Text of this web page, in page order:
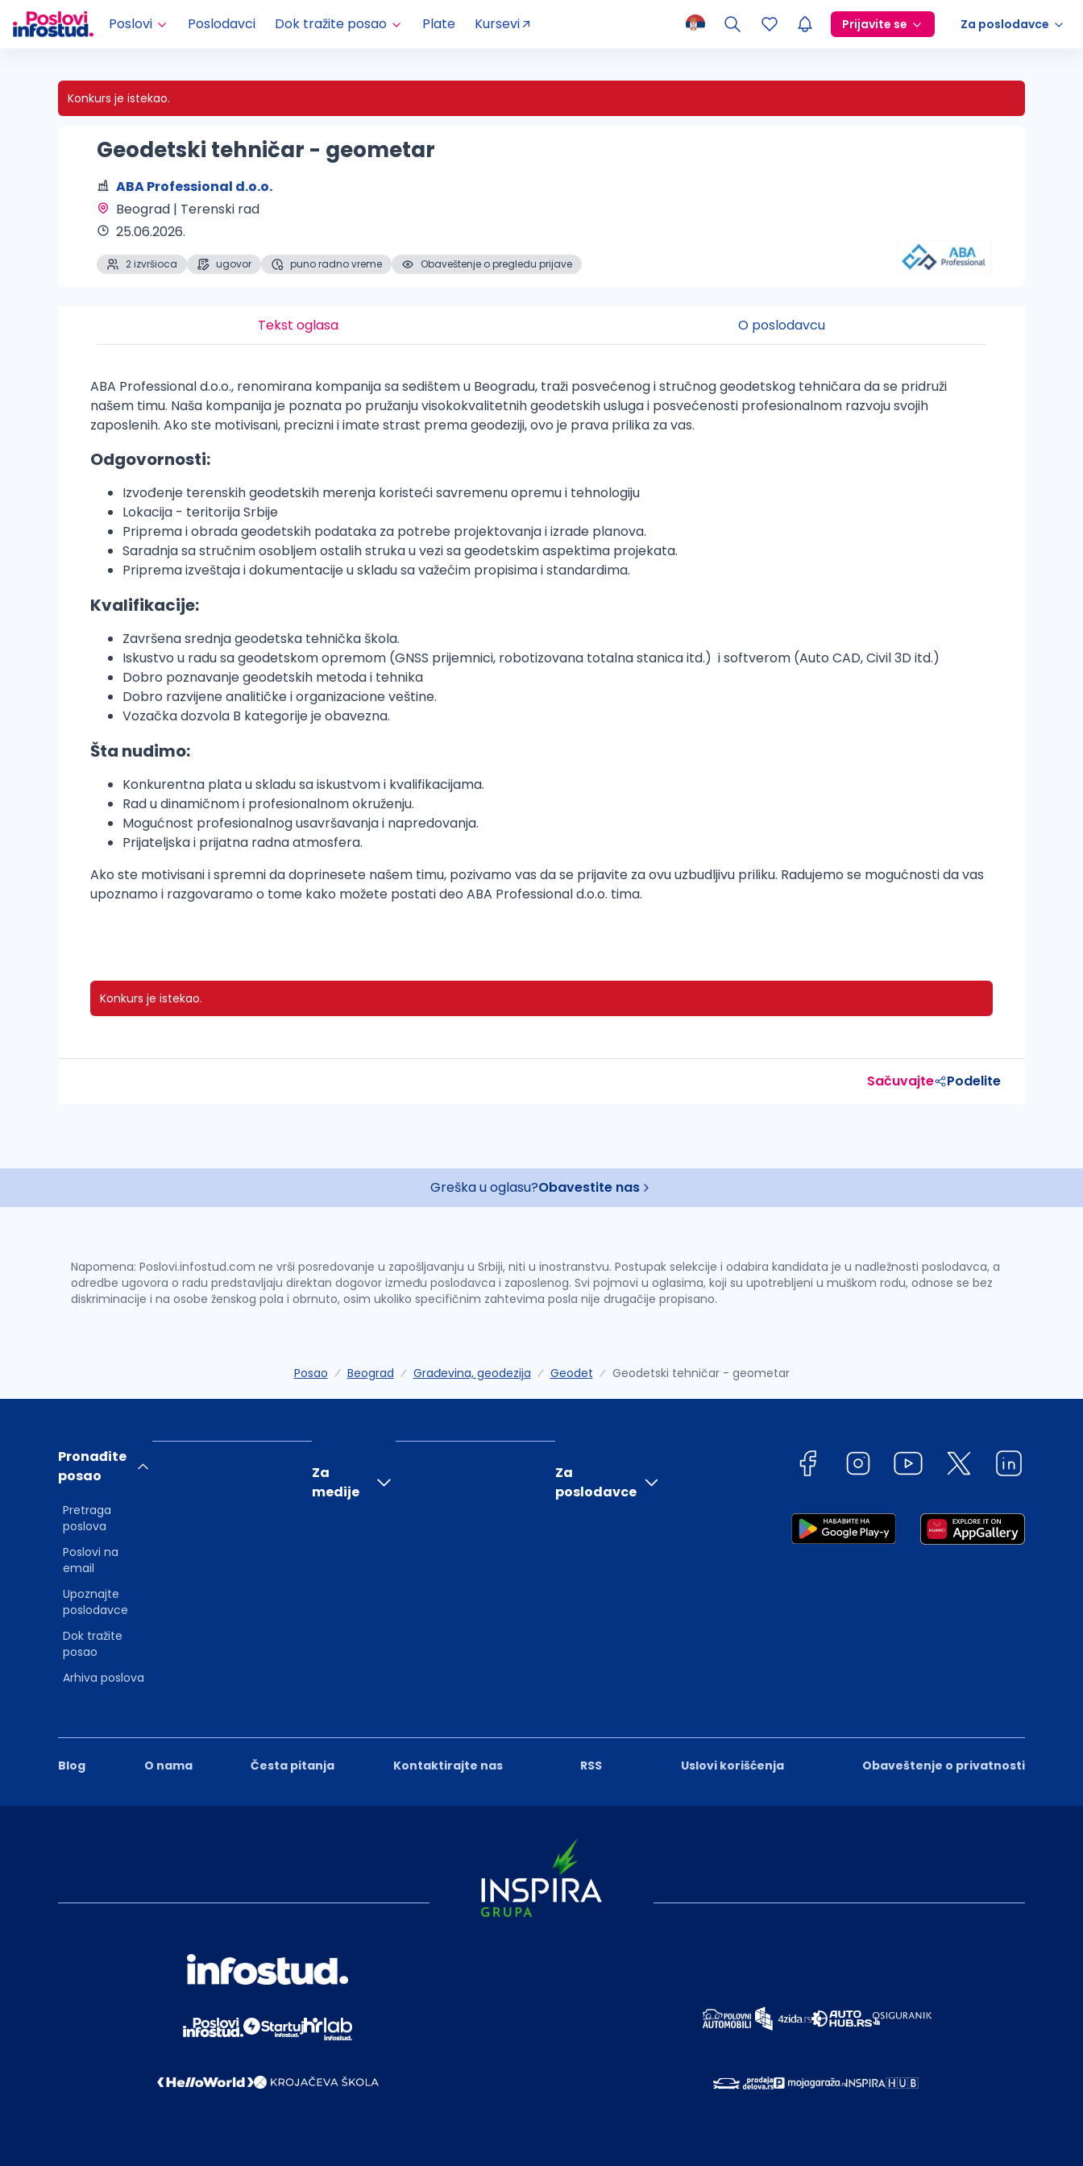
Poslovi Poslodavci Dok tražite posao Plate Kursevi Prijavite se Za poslodavce
Konkurs je istekao.
Geodetski tehničar - geometar
ABA Professional d.o.o.
Beograd | Terenski rad
25.06.2026.
2 izvršioca ugovor puno radno vreme Obaveštenje o pregledu prijave
Tekst oglasa O poslodavcu
ABA Professional d.o.o., renomirana kompanija sa sedištem u Beogradu, traži posvećenog i stručnog geodetskog tehničara da se pridruži
našem timu. Naša kompanija je poznata po pružanju visokokvalitetnih geodetskih usluga i posvećenosti profesionalnom razvoju svojih
zaposlenih. Ako ste motivisani, precizni i imate strast prema geodeziji, ovo je prava prilika za vas.
Odgovornosti:
Izvođenje terenskih geodetskih merenja koristeći savremenu opremu i tehnologiju
Lokacija - teritorija Srbije
Priprema i obrada geodetskih podataka za potrebe projektovanja i izrade planova.
Saradnja sa stručnim osobljem ostalih struka u vezi sa geodetskim aspektima projekata.
Priprema izveštaja i dokumentacije u skladu sa važećim propisima i standardima.
Kvalifikacije:
Završena srednja geodetska tehnička škola.
Iskustvo u radu sa geodetskom opremom (GNSS prijemnici, robotizovana totalna stanica itd.) i softverom (Auto CAD, Civil 3D itd.)
Dobro poznavanje geodetskih metoda i tehnika
Dobro razvijene analitičke i organizacione veštine.
Vozačka dozvola B kategorije je obavezna.
Šta nudimo:
Konkurentna plata u skladu sa iskustvom i kvalifikacijama.
Rad u dinamičnom i profesionalnom okruženju.
Mogućnost profesionalnog usavršavanja i napredovanja.
Prijateljska i prijatna radna atmosfera.
Ako ste motivisani i spremni da doprinesete našem timu, pozivamo vas da se prijavite za ovu uzbudljivu priliku. Radujemo se mogućnosti da vas
upoznamo i razgovaramo o tome kako možete postati deo ABA Professional d.o.o. tima.
Konkurs je istekao.
Sačuvajte Podelite
Greška u oglasu?Obavestite nas
Napomena: Poslovi.infostud.com ne vrši posredovanje u zapošljavanju u Srbiji, niti u inostranstvu. Postupak selekcije i odabira kandidata je u nadležnosti poslodavca, a
odredbe ugovora o radu predstavljaju direktan dogovor između poslodavca i zaposlenog. Svi pojmovi u oglasima, koji su upotrebljeni u muškom rodu, odnose se bez
diskriminacije i na osobe ženskog pola i obrnuto, osim ukoliko specifičnim zahtevima posla nije drugačije propisano.
Posao Beograd Građevina, geodezija Geodet Geodetski tehničar - geometar
Blog O nama Česta pitanja Kontaktirajte nas RSS Uslovi korišćenja Obaveštenje o privatnosti
Pronađite
posao
Pretraga
poslova
Poslovi na
email
Upoznajte
poslodavce
Dok tražite
posao
Arhiva poslova
Za
medije
Za
poslodavce